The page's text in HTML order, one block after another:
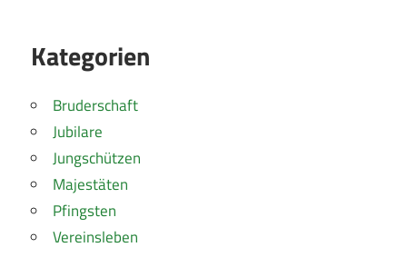
Kategorien
Bruderschaft
Jubilare
Jungschützen
Majestäten
Pfingsten
Vereinsleben